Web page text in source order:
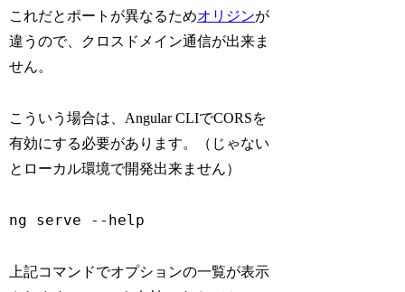
これだとポートが異なるためオリジンが
違うので、クロスドメイン通信が出来ま
せん。
こういう場合は、Angular CLIでCORSを
有効にする必要があります。（じゃない
とローカル環境で開発出来ません）
ng serve --help
上記コマンドでオプションの一覧が表示